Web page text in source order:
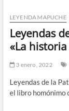
LEYENDA MAPUCHE
Leyendas
«La
3 enero, 2022
Leyendas de la
el libro homónimo